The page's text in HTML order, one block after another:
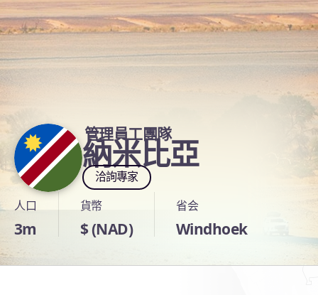
管理員工團隊
納米比亞
洽詢專家
人口
3m
貨幣
$ (NAD)
省会
Windhoek